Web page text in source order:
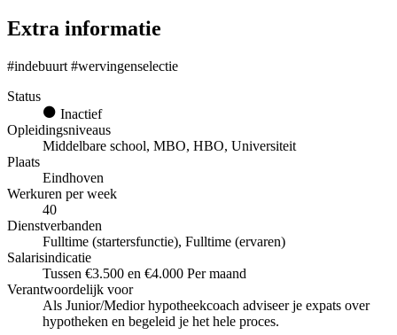
Extra informatie
#indebuurt #wervingenselectie
Status
Inactief
Opleidingsniveaus
Middelbare school, MBO, HBO, Universiteit
Plaats
Eindhoven
Werkuren per week
40
Dienstverbanden
Fulltime (startersfunctie), Fulltime (ervaren)
Salarisindicatie
Tussen €3.500 en €4.000 Per maand
Verantwoordelijk voor
Als Junior/Medior hypotheekcoach adviseer je expats over
hypotheken en begeleid je het hele proces.